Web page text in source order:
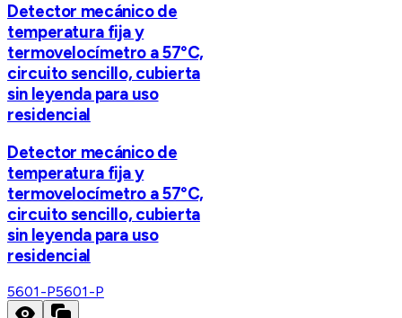
Detector mecánico de
temperatura fija y
termovelocímetro a 57°C,
circuito sencillo, cubierta
sin leyenda para uso
residencial
Detector mecánico de
temperatura fija y
termovelocímetro a 57°C,
circuito sencillo, cubierta
sin leyenda para uso
residencial
5601-P5601-P